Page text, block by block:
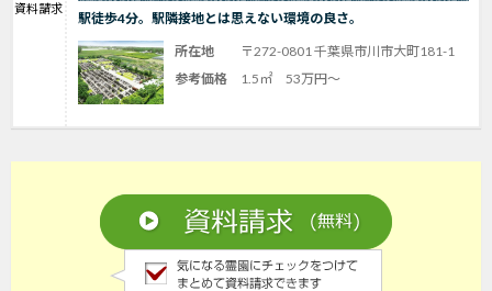
資料請求
駅徒歩4分。駅隣接地とは思えない環境の良さ。
所在地
〒272-0801 千葉県市川市大町181-1
参考価格
1.5㎡ 53万円～